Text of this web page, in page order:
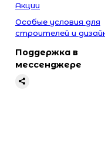
Акции
Особые условия для
строителей и
Поддержка в
мессенджере